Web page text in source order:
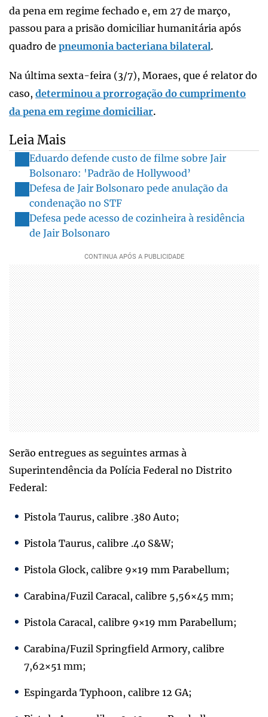
da pena em regime fechado e, em 27 de março,
passou para a prisão domiciliar humanitária após
quadro de pneumonia bacteriana bilateral.
Na última sexta-feira (3/7), Moraes, que é relator do
caso, determinou a prorrogação do cumprimento
da pena em regime domiciliar.
Leia Mais
Eduardo defende custo de filme sobre Jair
Bolsonaro: 'Padrão de Hollywood’
Defesa de Jair Bolsonaro pede anulação da
condenação no STF
Defesa pede acesso de cozinheira à residência
de Jair Bolsonaro
Serão entregues as seguintes armas à
Superintendência da Polícia Federal no Distrito
Federal:
Pistola Taurus, calibre .380 Auto;
Pistola Taurus, calibre .40 S&W;
Pistola Glock, calibre 9×19 mm Parabellum;
Carabina/Fuzil Caracal, calibre 5,56×45 mm;
Pistola Caracal, calibre 9×19 mm Parabellum;
Carabina/Fuzil Springfield Armory, calibre
7,62×51 mm;
Espingarda Typhoon, calibre 12 GA;